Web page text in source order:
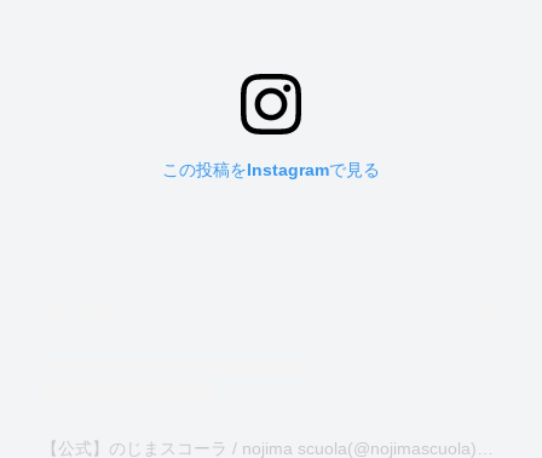
この投稿をInstagramで見る